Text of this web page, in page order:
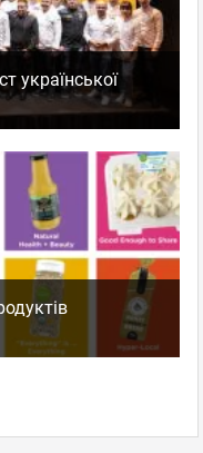
української